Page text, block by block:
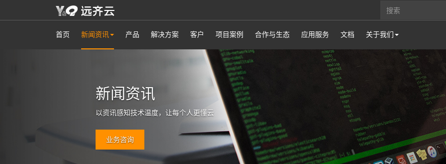
首页 新闻资讯 产品 解决方案 客户 项目案例 合作与生态 应用服务 文档 关于我们
新闻资讯
以资讯感知技术温度，让每个人更懂云
业务咨询